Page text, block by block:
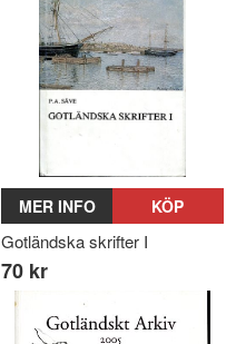
MER INFO KÖP
Gotländska skrifter I
70 kr